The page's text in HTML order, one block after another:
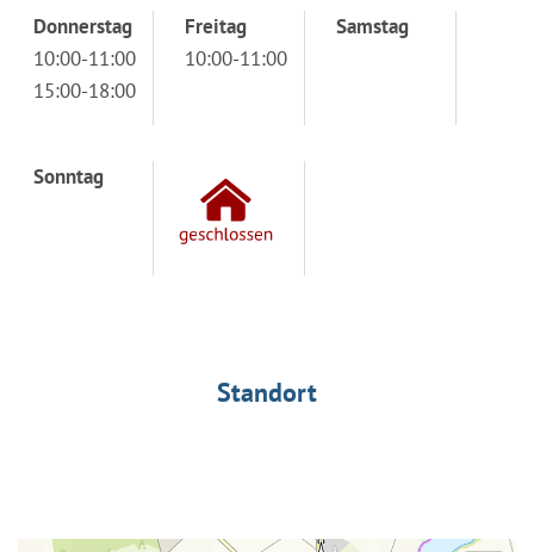
Donnerstag
10:00-11:00
15:00-18:00
Freitag
10:00-11:00
Samstag
Sonntag
Standort